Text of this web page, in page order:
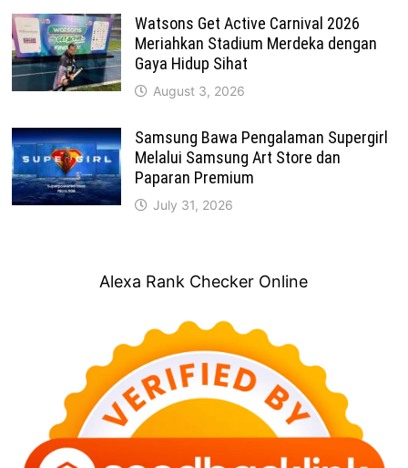
Watsons Get Active Carnival 2026
Meriahkan Stadium Merdeka dengan
Gaya Hidup Sihat
August 3, 2026
Samsung Bawa Pengalaman Supergirl
Melalui Samsung Art Store dan
Paparan Premium
July 31, 2026
Alexa Rank Checker Online